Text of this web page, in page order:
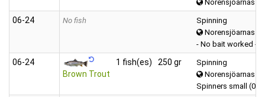
Norensjöarnas
06‑24 No fish
Spinning
Norensjöarnas
- No bait worked -
06‑24
Brown Trout
1 fish(es) 250 gr
Spinning
Norensjöarnas
Spinners small (0-5